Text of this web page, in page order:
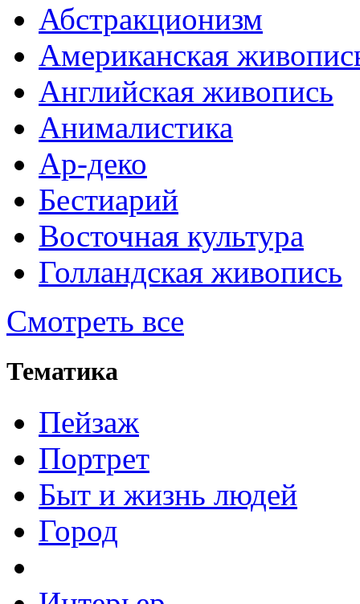
Абстракционизм
Американская
Английская живопись
Анималистика
Ар-деко
Бестиарий
Восточная культура
Голландская живопись
Смотреть все
Тематика
Пейзаж
Портрет
Быт и жизнь людей
Город